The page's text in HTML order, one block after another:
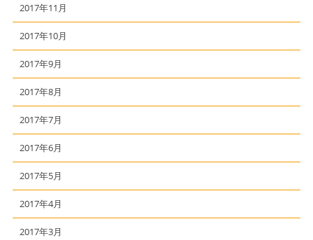
2017年11月
2017年10月
2017年9月
2017年8月
2017年7月
2017年6月
2017年5月
2017年4月
2017年3月